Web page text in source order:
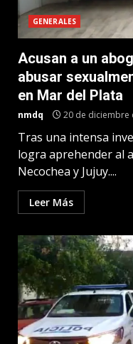
GENERALES
Acusan a un
abusar
en Mar del Plata
nmdq 20 de diciembre
Tras una intensa
logra aprehender al
Necochea y Jujuy....
Leer Más